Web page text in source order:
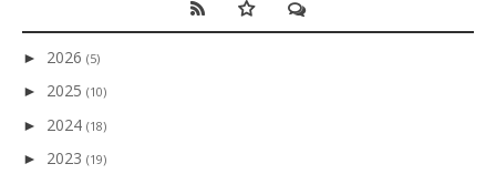
► 2026 (5)
► 2025 (10)
► 2024 (18)
► 2023 (19)